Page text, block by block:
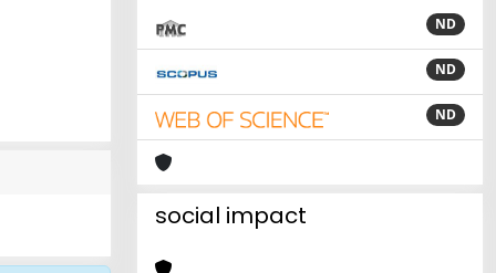
ND
ND
ND
social impact